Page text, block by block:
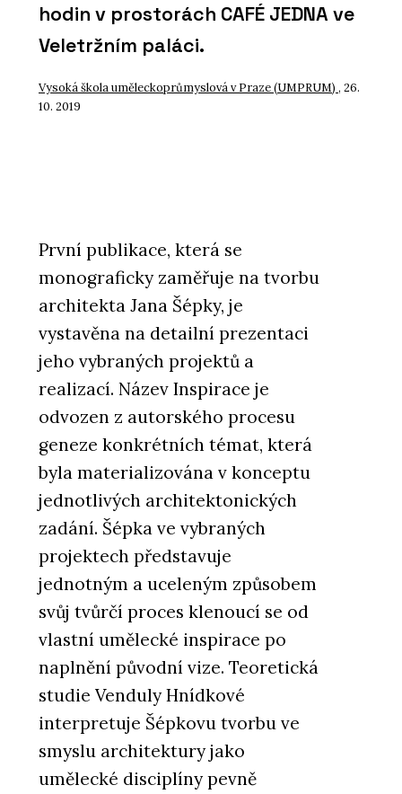
hodin v prostorách CAFÉ JEDNA ve
Veletržním paláci.
Vysoká škola uměleckoprůmyslová v Praze (UMPRUM) , 26.
10. 2019
První publikace, která se
monograficky zaměřuje na tvorbu
architekta Jana Šépky, je
vystavěna na detailní prezentaci
jeho vybraných projektů a
realizací. Název Inspirace je
odvozen z autorského procesu
geneze konkrétních témat, která
byla materializována v konceptu
jednotlivých architektonických
zadání. Šépka ve vybraných
projektech představuje
jednotným a uceleným způsobem
svůj tvůrčí proces klenoucí se od
vlastní umělecké inspirace po
naplnění původní vize. Teoretická
studie Venduly Hnídkové
interpretuje Šépkovu tvorbu ve
smyslu architektury jako
umělecké disciplíny pevně